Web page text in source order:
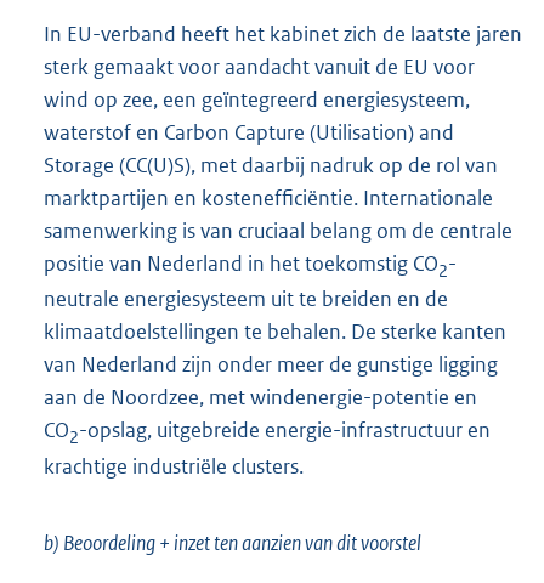
In EU-verband heeft het kabinet zich de laatste jaren
sterk gemaakt voor aandacht vanuit de EU voor
wind op zee, een geïntegreerd energiesysteem,
waterstof en Carbon Capture (Utilisation) and
Storage (CC(U)S), met daarbij nadruk op de rol van
marktpartijen en kostenefficiëntie. Internationale
samenwerking is van cruciaal belang om de centrale
positie van Nederland in het toekomstig CO2-
neutrale energiesysteem uit te breiden en de
klimaatdoelstellingen te behalen. De sterke kanten
van Nederland zijn onder meer de gunstige ligging
aan de Noordzee, met windenergie-potentie en
CO2-opslag, uitgebreide energie-infrastructuur en
krachtige industriële clusters.
b) Beoordeling + inzet ten aanzien van dit voorstel